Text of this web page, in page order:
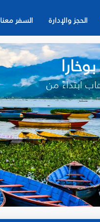
الحجز والإدارة السفر معنا
ابتداءً من